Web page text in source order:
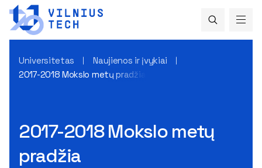
Universitetas
Naujienos ir įvykiai
2017-2018 Mokslo metų pradžia
2017-2018 Mokslo metų
pradžia